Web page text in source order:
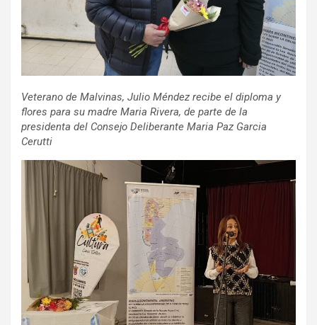
Veterano de Malvinas, Julio Méndez recibe el diploma y
flores para su madre Maria Rivera, de parte de la
presidenta del Consejo Deliberante Maria Paz Garcia
Cerutti